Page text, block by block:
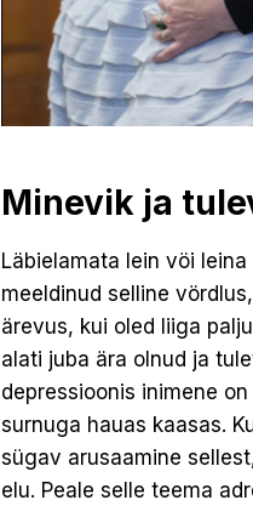
Minevik ja
Läbielamata lein vöi
meeldinud selline
ärevus, kui oled liiga
alati juba ära olnud ja
depressioonis inimene
surnuga hauas kaasas.
sügav arusaamine
elu. Peale selle teema